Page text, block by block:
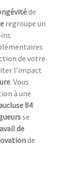
de
regroupe un
de votre
l’impact
. Vous
à une
84
se
de
de